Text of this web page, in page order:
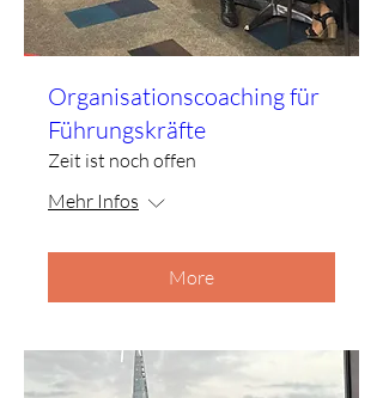
Organisationscoaching für
Führungskräfte
Zeit ist noch offen
Mehr Infos
More